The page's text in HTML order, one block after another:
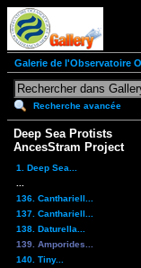
Galerie de l'Observatoire
Recherche avancée
Deep Sea Protists
AncesStram Project
1. Deep Sea...
136. Canthariell...
137. Canthariell...
138. Daturella...
139. Amporides...
140. Tiny...